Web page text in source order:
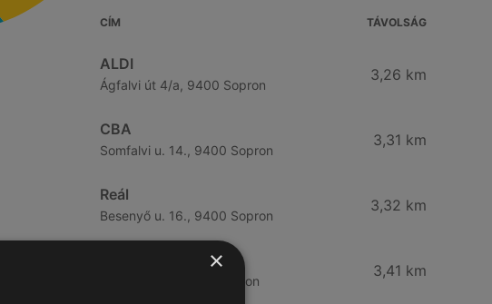
CÍM TÁVOLSÁG
ALDI
Ágfalvi út 4/a, 9400 Sopron
3,26 km
CBA
Somfalvi u. 14., 9400 Sopron
3,31 km
Reál
Besenyő u. 16., 9400 Sopron
3,32 km
Ibolya út 15., 9400 Sopron
3,41 km
×